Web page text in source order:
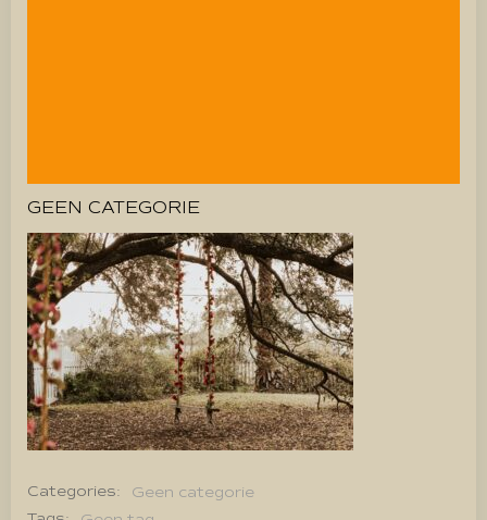
GEEN CATEGORIE
Categories:
Geen categorie